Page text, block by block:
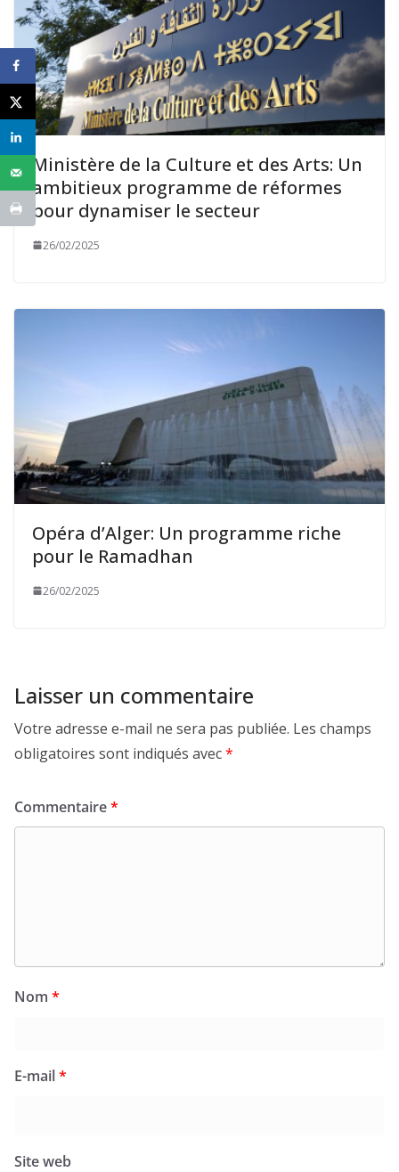
Ministère de la Culture et des Arts: Un
ambitieux programme de réformes
pour dynamiser le secteur
26/02/2025
Opéra d’Alger: Un programme riche
pour le Ramadhan
26/02/2025
Laisser un commentaire
Votre adresse e-mail ne sera pas publiée. Les champs
obligatoires sont indiqués avec*
Commentaire*
Nom *
E-mail*
Site web